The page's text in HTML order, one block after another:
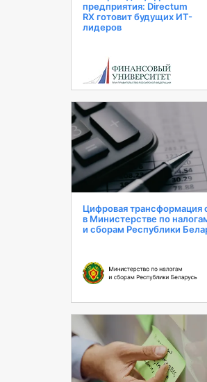
предприятия: Directum
RX готовит будущих ИТ-
лидеров
Цифровая трансформация
в Министерстве по
и сборам Республики